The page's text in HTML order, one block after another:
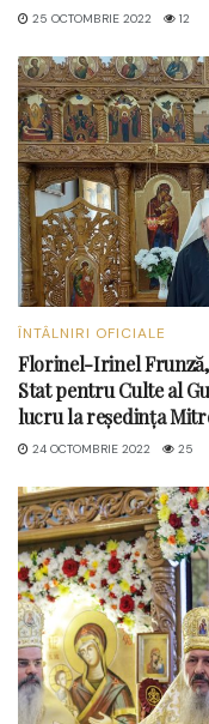
25 OCTOMBRIE 2022 12
ÎNTÂLNIRI OFICIALE
Florinel-Irinel Frunză,
Stat pentru Culte al
lucru la reședința
24 OCTOMBRIE 2022 25